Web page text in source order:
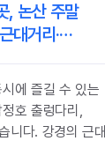
, 논산 주말
대거리·
전시관,
호 출렁다리,
에 즐길 수 있는
호 출렁다리,
니다. 강경의 근대